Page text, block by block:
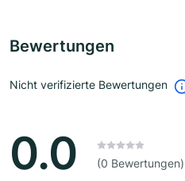
Bewertungen
Nicht verifizierte Bewertungen
0.0 (0 Bewertungen)